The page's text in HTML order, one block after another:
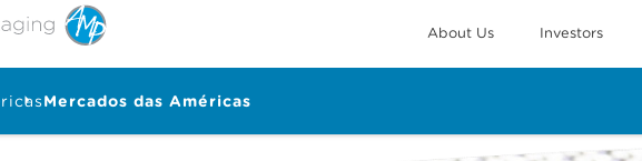
About Us Investors
Mercados das Américas